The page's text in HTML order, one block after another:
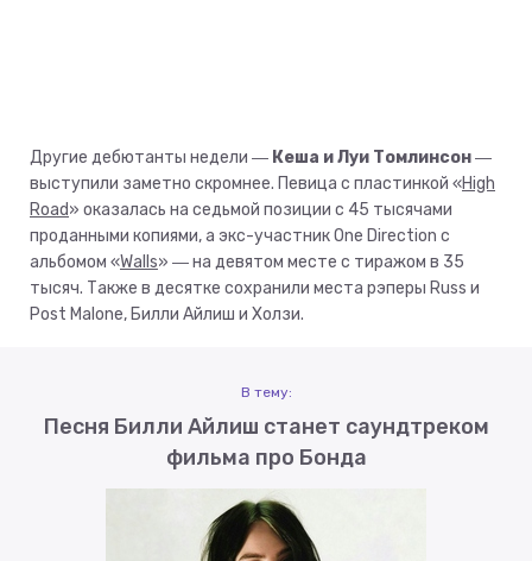
Другие дебютанты недели ― Кеша иЛуи Томлинсон―
выступили заметно скромнее. Певица с пластинкой «High
Road» оказалась на седьмой позиции с 45 тысячами
проданными копиями, а экс-участник One Direction с
альбомом «Walls» ― на девятом месте с тиражом в 35
тысяч. Также в десятке сохранили места рэперы Russ и
Post Malone, Билли Айлиш и Холзи.
В тему:
Песня Билли Айлиш станет саундтреком
фильма про Бонда